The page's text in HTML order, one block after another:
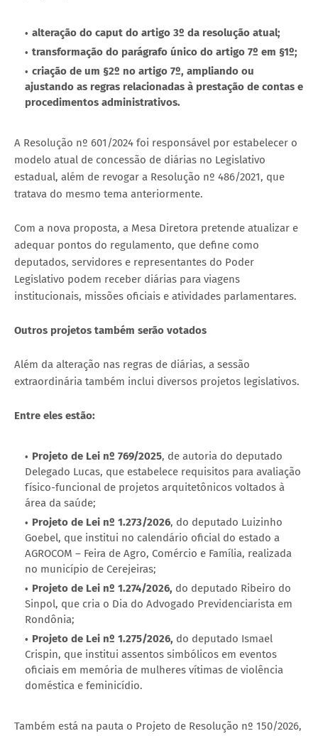
alteração do caput do artigo 3º da resolução atual;
transformação do parágrafo único do artigo 7º em §1º;
criação de um §2º no artigo 7º, ampliando ou
ajustando as regras relacionadas à prestação de contas e
procedimentos administrativos.
A Resolução nº 601/2024 foi responsável por estabelecer o
modelo atual de concessão de diárias no Legislativo
estadual, além de revogar a Resolução nº 486/2021, que
tratava do mesmo tema anteriormente.
Com a nova proposta, a Mesa Diretora pretende atualizar e
adequar pontos do regulamento, que define como
deputados, servidores e representantes do Poder
Legislativo podem receber diárias para viagens
institucionais, missões oficiais e atividades parlamentares.
Outros projetos também serão votados
Além da alteração nas regras de diárias, a sessão
extraordinária também inclui diversos projetos legislativos.
Entre eles estão:
Projeto de Lei nº 769/2025, de autoria do deputado
Delegado Lucas, que estabelece requisitos para avaliação
físico-funcional de projetos arquitetônicos voltados à
área da saúde;
Projeto de Lei nº 1.273/2026, do deputado Luizinho
Goebel, que institui no calendário oficial do estado a
AGROCOM – Feira de Agro, Comércio e Família, realizada
no município de Cerejeiras;
Projeto de Lei nº 1.274/2026, do deputado Ribeiro do
Sinpol, que cria o Dia do Advogado Previdenciarista em
Rondônia;
Projeto de Lei nº 1.275/2026, do deputado Ismael
Crispin, que institui assentos simbólicos em eventos
oficiais em memória de mulheres vítimas de violência
doméstica e feminicídio.
Também está na pauta o Projeto de Resolução nº 150/2026,